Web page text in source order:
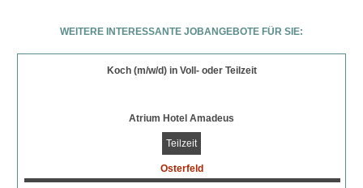
WEITERE INTERESSANTE JOBANGEBOTE FÜR SIE:
Koch (m/w/d) in Voll- oder Teilzeit
Atrium Hotel Amadeus
Teilzeit
Osterfeld